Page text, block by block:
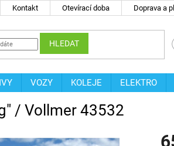
Kontakt Otevírací doba Doprava a
HLEDAT
VOZY KOLEJE ELEKTRO
/ Vollmer 43532